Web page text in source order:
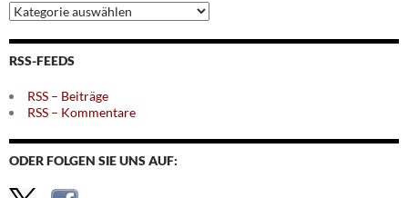
Archiv
nach
Themen
RSS-FEEDS
RSS – Beiträge
RSS – Kommentare
ODER FOLGEN SIE UNS AUF: